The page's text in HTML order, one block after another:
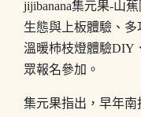
jijibanana集元果-山
生態與上板體驗、
溫暖柿枝燈體驗DIY
眾報名參加。
集元果指出，早年